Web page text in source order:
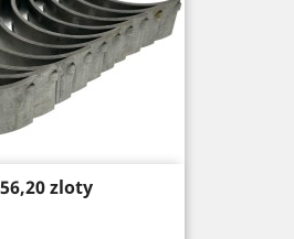
Price
56,20 zloty